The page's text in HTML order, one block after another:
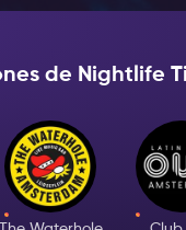
de Nightlife